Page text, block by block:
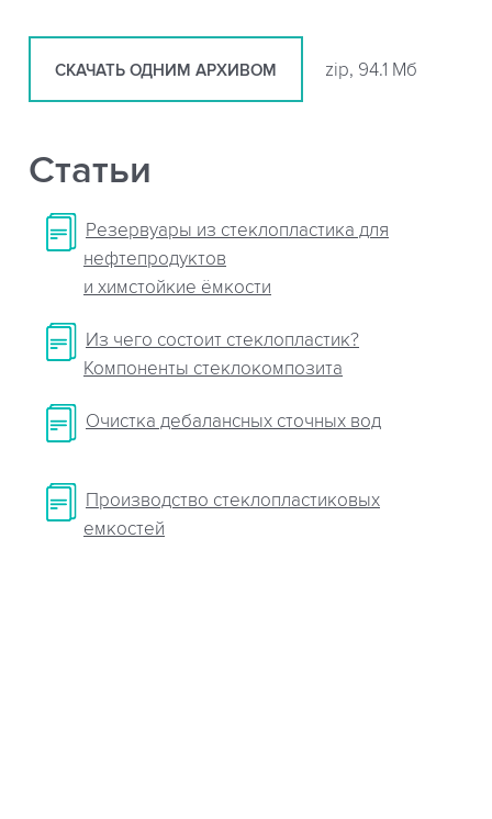
СКАЧАТЬ ОДНИМ АРХИВОМ zip, 94.1 Мб
Статьи
Резервуары из стеклопластика для
нефтепродуктов
и химстойкие ёмкости
Из чего состоит стеклопластик?
Компоненты стеклокомпозита
Очистка дебалансных сточных вод
Производство стеклопластиковых
емкостей